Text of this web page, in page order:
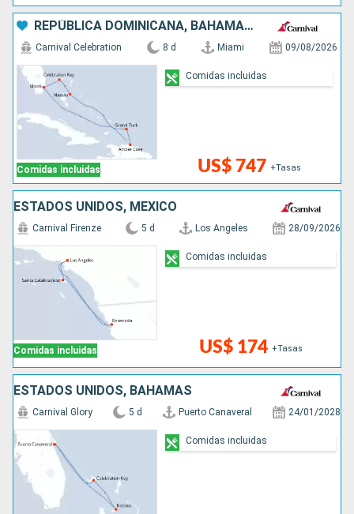
entretenimiento, relajación y un ambiente agradable, donde el
lema es simple: disfrutar y divertirse.
Encuentre aquí todos los consejos más populares
REPÚBLICA DOMINICANA, BAHAMAS, ESTADOS UNIDOS
Comidas incluidas
Carnival Celebration 8 d Miami 09/08/2026
US$ 747 +Tasas
Comidas incluidas
ESTADOS UNIDOS, MÉXICO
Comidas incluidas
Carnival Firenze 5 d Los Angeles 28/09/2026
US$ 174 +Tasas
Comidas incluidas
ESTADOS UNIDOS, BAHAMAS
Carnival Glory 5 d Puerto Canaveral 24/01/2028
Comidas incluidas